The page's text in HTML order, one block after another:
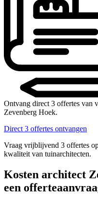
Ontvang direct 3 offertes van
Zevenberg Hoek.
Direct 3 offertes ontvangen
Vraag vrijblijvend 3 offertes
kwaliteit van tuinarchitecten.
Kosten architect
een